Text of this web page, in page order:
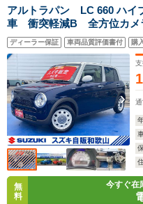
アルトラパン LC 660 ハイ
車 衝突軽減B 全方位カメ
ディーラー保証 車両品質評価書付 購
無
料
今すぐ在